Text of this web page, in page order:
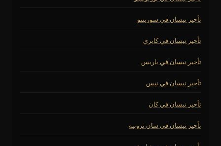
تأجير نيسان في سورينتو
تأجير نيسان في كابري
تأجير نيسان في باريس
تأجير نيسان في نيس
تأجير نيسان في كان
تأجير نيسان في سان تروبيه